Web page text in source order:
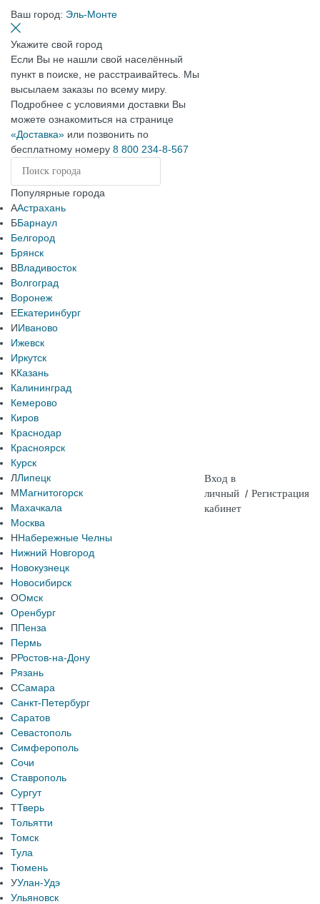
Ваш город: Эль-Монте
Укажите свой город
Если Вы не нашли свой населённый
пункт в поиске, не расстраивайтесь. Мы
высылаем заказы по всему миру.
Подробнее с условиями доставки Вы
можете ознакомиться на странице
«Доставка» или позвонить по
бесплатному номеру 8 800 234-8-567
Популярные города
ААстрахань
ББарнаул
Белгород
Брянск
ВВладивосток
Волгоград
Воронеж
ЕЕкатеринбург
ИИваново
Ижевск
Иркутск
ККазань
Калининград
Кемерово
Киров
Краснодар
Красноярск
Курск
ЛЛипецк
ММагнитогорск
Махачкала
Москва
ННабережные Челны
Нижний Новгород
Новокузнецк
Новосибирск
ООмск
Оренбург
ППенза
Пермь
РРостов-на-Дону
Рязань
ССамара
Санкт-Петербург
Саратов
Севастополь
Симферополь
Сочи
Ставрополь
Сургут
ТТверь
Тольятти
Томск
Тула
Тюмень
УУлан-Удэ
Ульяновск
Вход в
личный
кабинет
/ Регистрация